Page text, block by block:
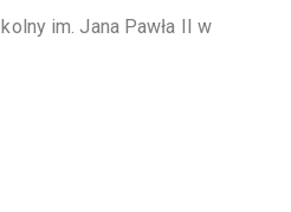
im. Jana Pawła II w